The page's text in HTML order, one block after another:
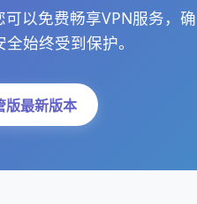
以免费畅享VPN服务，确
始终受到保护。
最新版本